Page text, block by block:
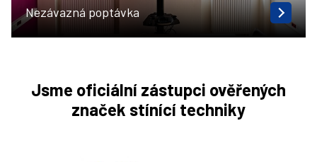
Nezávazná poptávka
Jsme oficiální zástupci ověřených
značek stínící techniky